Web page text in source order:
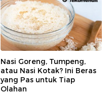
Nasi Goreng, Tumpeng,
atau Nasi Kotak? Ini Beras
yang Pas untuk Tiap
Olahan